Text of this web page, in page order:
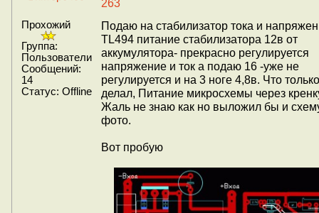
263
Прохожий
Группа:
Пользователи
Сообщений:
14
Статус: Offline
Подаю на стабилизатор тока и
TL494 питание стабилизатора 12в от
аккумулятора- прекрасно регулируется
напряжение и ток а подаю 16 -уже не
регулируется и на 3 ноге 4,8в. Что
делал, Питание микросхемы через
Жаль не знаю как но выложил бы и
фото.
Вот пробую